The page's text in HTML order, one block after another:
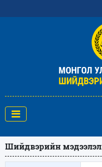
Шийдвэрийн мэдээлэл